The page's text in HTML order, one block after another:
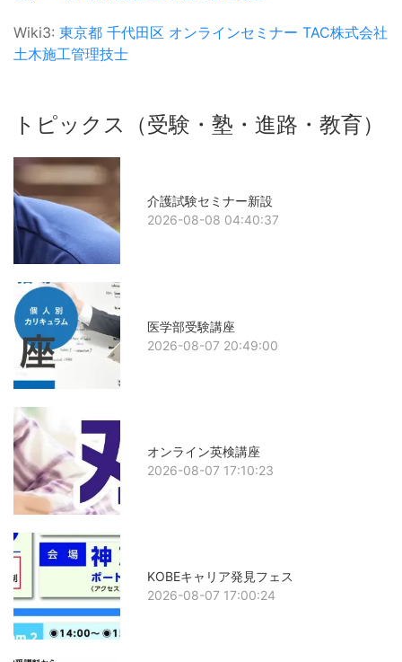
Wiki3: 東京都 千代田区 オンラインセミナー TAC株式会社
土木施工管理技士
トピックス（受験・塾・進路・教育）
介護試験セミナー新設
2026-08-08 04:40:37
医学部受験講座
2026-08-07 20:49:00
オンライン英検講座
2026-08-07 17:10:23
KOBEキャリア発見フェス
2026-08-07 17:00:24